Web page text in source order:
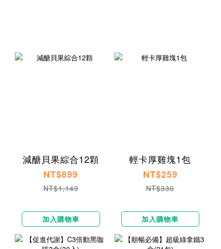
減醣貝果綜合12顆
NT$899
NT$1,149
加入購物車
輕卡厚雞塊1包
NT$259
NT$330
加入購物車